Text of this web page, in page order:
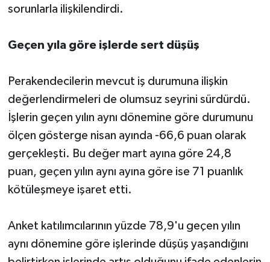
sorunlarla ilişkilendirdi.
Geçen yıla göre işlerde sert düşüş
Perakendecilerin mevcut iş durumuna ilişkin
değerlendirmeleri de olumsuz seyrini sürdürdü.
İşlerin geçen yılın aynı dönemine göre durumunu
ölçen gösterge nisan ayında -66,6 puan olarak
gerçekleşti. Bu değer mart ayına göre 24,8
puan, geçen yılın aynı ayına göre ise 71 puanlık
kötüleşmeye işaret etti.
Anket katılımcılarının yüzde 78,9'u geçen yılın
aynı dönemine göre işlerinde düşüş yaşandığını